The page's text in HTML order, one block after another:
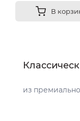
В
из